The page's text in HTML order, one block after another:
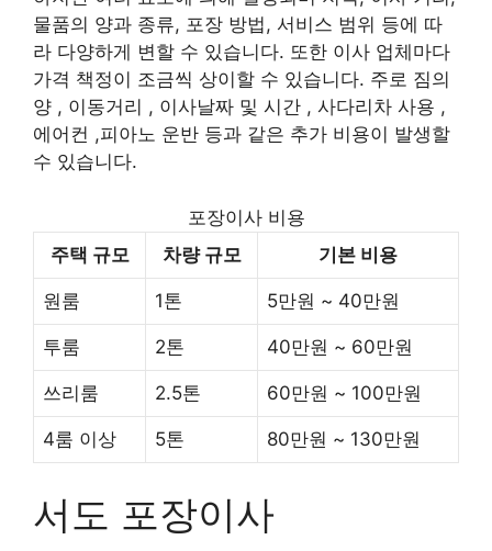
물품의 양과 종류, 포장 방법, 서비스 범위 등에 따
라 다양하게 변할 수 있습니다. 또한 이사 업체마다
가격 책정이 조금씩 상이할 수 있습니다. 주로 짐의
양 , 이동거리 , 이사날짜 및 시간 , 사다리차 사용 ,
에어컨 ,피아노 운반 등과 같은 추가 비용이 발생할
수 있습니다.
포장이사 비용
주택 규모
차량 규모 기본 비용
원룸 1톤 5만원 ~ 40만원
투룸 2톤 40만원 ~ 60만원
쓰리룸 2.5톤 60만원 ~ 100만원
4룸 이상 5톤 80만원 ~ 130만원
서도 포장이사